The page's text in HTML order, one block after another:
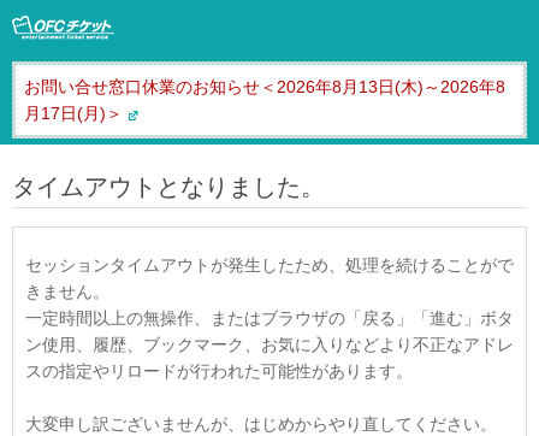
お問い合せ窓口休業のお知らせ＜2026年8月13日(木)～2026年8
月17日(月)＞
タイムアウトとなりました。
セッションタイムアウトが発生したため、処理を続けることがで
きません。
一定時間以上の無操作、またはブラウザの「戻る」「進む」ボタ
ン使用、履歴、ブックマーク、お気に入りなどより不正なアドレ
スの指定やリロードが行われた可能性があります。
大変申し訳ございませんが、はじめからやり直してください。